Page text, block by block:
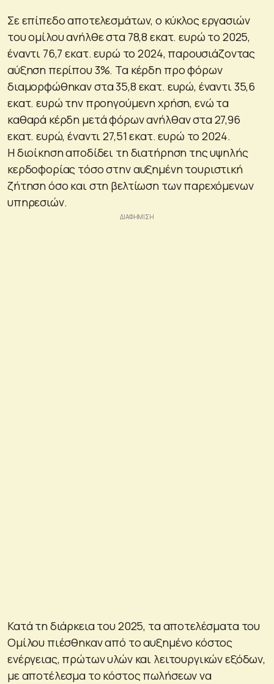
Σε επίπεδο αποτελεσμάτων, ο κύκλος εργασιών
του ομίλου ανήλθε στα 78,8 εκατ. ευρώ το 2025,
έναντι 76,7 εκατ. ευρώ το 2024, παρουσιάζοντας
αύξηση περίπου 3%. Τα κέρδη προ φόρων
διαμορφώθηκαν στα 35,8 εκατ. ευρώ, έναντι 35,6
εκατ. ευρώ την προηγούμενη χρήση, ενώ τα
καθαρά κέρδη μετά φόρων ανήλθαν στα 27,96
εκατ. ευρώ, έναντι 27,51 εκατ. ευρώ το 2024.
Η διοίκηση αποδίδει τη διατήρηση της υψηλής
κερδοφορίας τόσο στην αυξημένη τουριστική
ζήτηση όσο και στη βελτίωση των παρεχόμενων
υπηρεσιών.
Κατά τη διάρκεια του 2025, τα αποτελέσματα του
Ομίλου πιέσθηκαν από το αυξημένο κόστος
ενέργειας, πρώτων υλών και λειτουργικών εξόδων,
με αποτέλεσμα το κόστος πωλήσεων να